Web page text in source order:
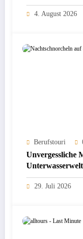
4. August 2026
Berufstouri
Unvergessliche
29. Juli 2026